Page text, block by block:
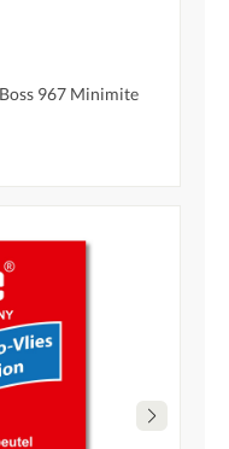
967 Minimite